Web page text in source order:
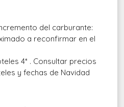
del carburante:
a reconfirmar en el
4* . Consultar precios
y fechas de Navidad